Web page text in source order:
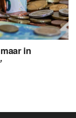
in